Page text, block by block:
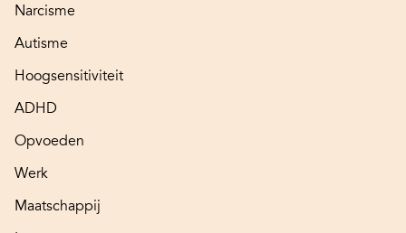
Narcisme
Autisme
Hoogsensitiviteit
ADHD
Opvoeden
Werk
Maatschappij